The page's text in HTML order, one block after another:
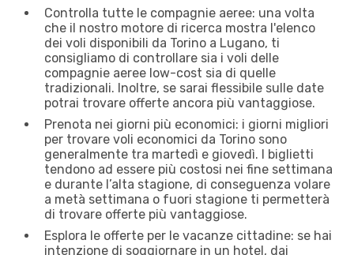
Controlla tutte le compagnie aeree: una volta
che il nostro motore di ricerca mostra l'elenco
dei voli disponibili da Torino a Lugano, ti
consigliamo di controllare sia i voli delle
compagnie aeree low-cost sia di quelle
tradizionali. Inoltre, se sarai flessibile sulle date
potrai trovare offerte ancora più vantaggiose.
Prenota nei giorni più economici: i giorni migliori
per trovare voli economici da Torino sono
generalmente tra martedì e giovedì. I biglietti
tendono ad essere più costosi nei fine settimana
e durante l’alta stagione, di conseguenza volare
a metà settimana o fuori stagione ti permetterà
di trovare offerte più vantaggiose.
Esplora le offerte per le vacanze cittadine: se hai
intenzione di soggiornare in un hotel, dai